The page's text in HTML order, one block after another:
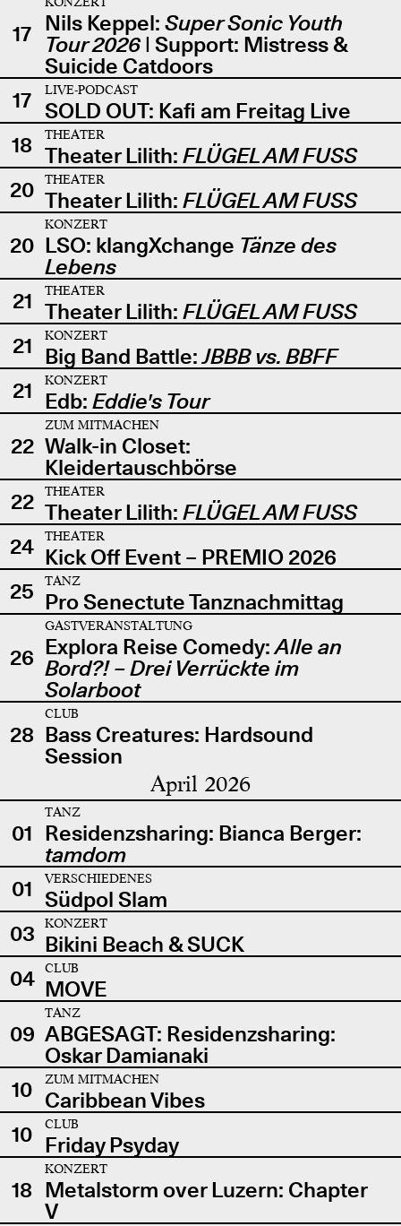
17 Nils Keppel: Super Sonic Youth
Tour 2026| Support: Mistress &
Suicide Catdoors
17
LIVE-PODCAST
SOLD OUT: Kafi am Freitag Live
18
THEATER
Theater Lilith: FLÜGEL AM FUSS
20
THEATER
Theater Lilith: FLÜGEL AM FUSS
20
KONZERT
LSO: klangXchange Tänze des
Lebens
21
THEATER
Theater Lilith: FLÜGEL AM FUSS
21
KONZERT
Big Band Battle:JBBB vs. BBFF
21
KONZERT
Edb: Eddie's Tour
22
ZUM MITMACHEN
Walk-in Closet:
Kleidertauschbörse
22
THEATER
Theater Lilith: FLÜGEL AM FUSS
24
THEATER
Kick Off Event – PREMIO 2026
25
TANZ
Pro Senectute Tanznachmittag
26
GASTVERANSTALTUNG
Explora Reise Comedy:Alle an
Bord?! – Drei Verrückte im
Solarboot
28
CLUB
Bass Creatures: Hardsound
Session
April 2026
01
TANZ
Residenzsharing: Bianca Berger:
tamdom
01
VERSCHIEDENES
Südpol Slam
03
KONZERT
Bikini Beach & SUCK
04
CLUB
MOVE
09
TANZ
ABGESAGT: Residenzsharing:
Oskar Damianaki
10
ZUM MITMACHEN
Caribbean Vibes
10
CLUB
Friday Psyday
18
KONZERT
Metalstorm over Luzern: Chapter
V